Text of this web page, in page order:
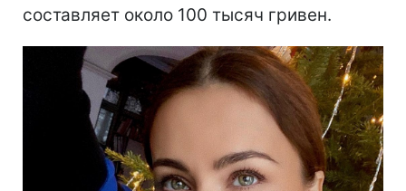
составляет около 100 тысяч гривен.